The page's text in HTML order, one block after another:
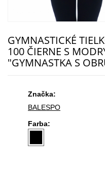
GYMNASTICKÉ
100 ČIERNE S
"GYMNASTKA S
Značka:
BALESPO
Farba: